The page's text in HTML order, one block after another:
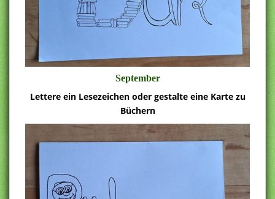
September
Lettere ein Lesezeichen oder gestalte eine Karte zu
Büchern